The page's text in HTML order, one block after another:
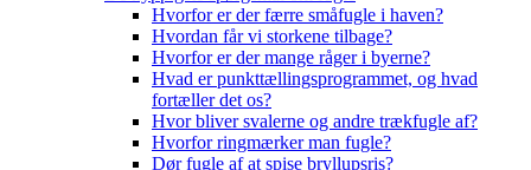
Hvorfor er der færre småfugle i haven?
Hvordan får vi storkene tilbage?
Hvorfor er der mange råger i byerne?
Hvad er punkttællingsprogrammet, og hvad
fortæller det os?
Hvor bliver svalerne og andre trækfugle af?
Hvorfor ringmærker man fugle?
Dør fugle af at spise bryllupsris?